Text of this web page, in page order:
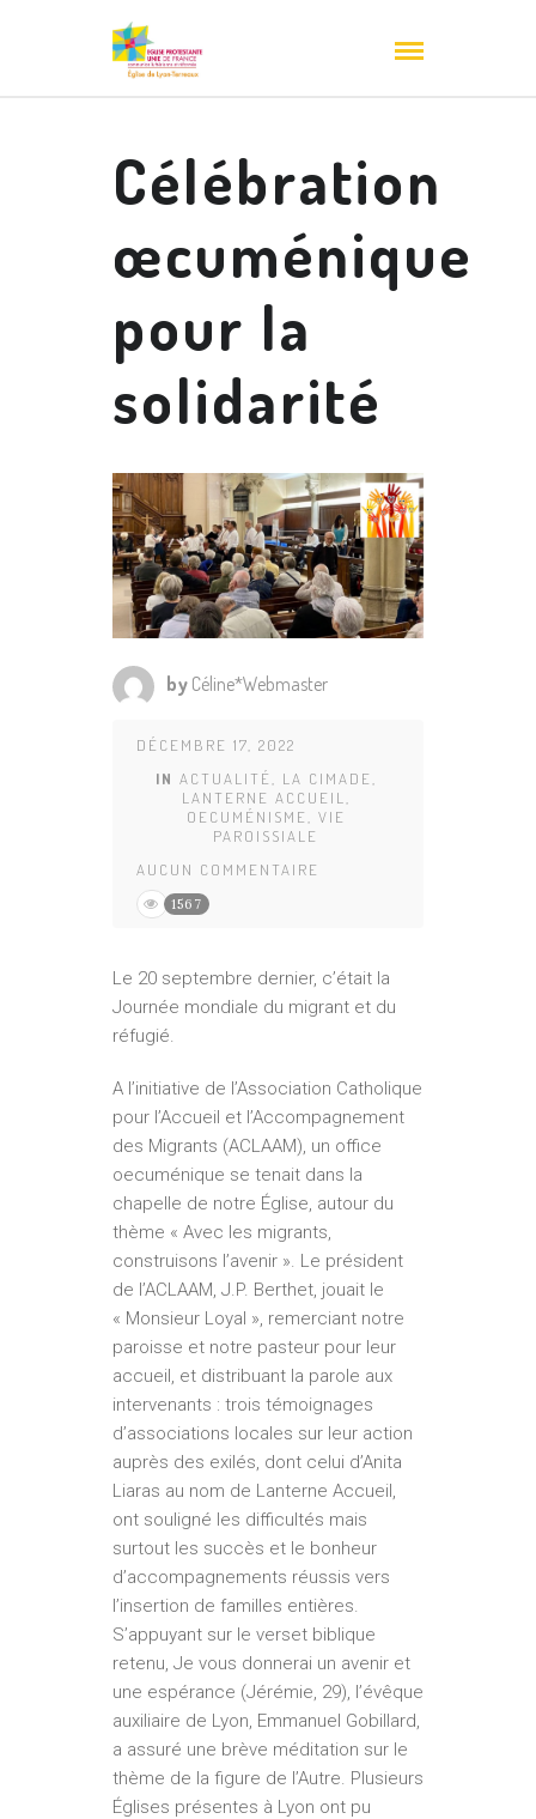
Célébration
œcuménique
pour la
solidarité
by Céline*Webmaster
DÉCEMBRE 17, 2022
IN ACTUALITÉ LA CIMADE
LANTERNE ACCUEIL
OECUMÉNISME
VIE
PAROISSIALE
AUCUN COMMENTAIRE
1567
Le 20 septembre dernier, c’était la
Journée mondiale du migrant et du
réfugié.
A l’initiative de l’Association Catholique
pour l’Accueil et l’Accompagnement
des Migrants (ACLAAM), un office
oecu­ménique se tenait dans la
chapelle de notre Église, autour du
thème « Avec les migrants,
construisons l’avenir ». Le pré­sident
de l’ACLAAM, J.P. Berthet, jouait le
« Monsieur Loyal », remerciant notre
paroisse et notre pasteur pour leur
accueil, et distribuant la parole aux
intervenants : trois témoignages
d’associations locales sur leur action
auprès des exilés, dont celui d’Anita
Liaras au nom de Lanterne Accueil,
ont souligné les difficultés mais
surtout les succès et le bonheur
d’accompagnements réussis vers
l’insertion de familles entières.
S’appuyant sur le verset biblique
retenu, Je vous donnerai un avenir et
une espérance (Jérémie, 29), l’évêque
auxiliaire de Lyon, Emmanuel Gobillard,
a assuré une brève méditation sur le
thème de la figure de l’Autre. Plusieurs
Églises présentes à Lyon ont pu